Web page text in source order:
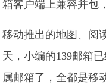
箱客户端上兼容并包
移动推出的地图、阅
天，小编的139邮箱
属邮箱了，全都是移